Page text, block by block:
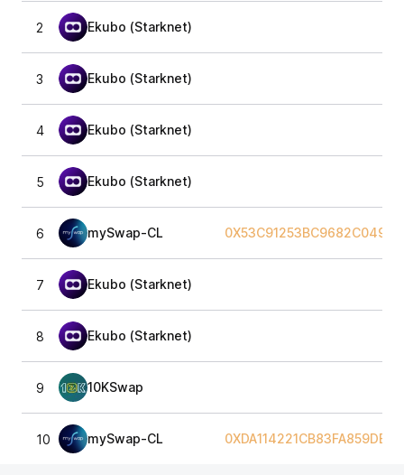
2 Ekubo (Starknet)
3 Ekubo (Starknet)
4 Ekubo (Starknet)
5 Ekubo (Starknet)
6 mySwap-CL
7 Ekubo (Starknet)
8 Ekubo (Starknet)
9 10KSwap
10 mySwap-CL